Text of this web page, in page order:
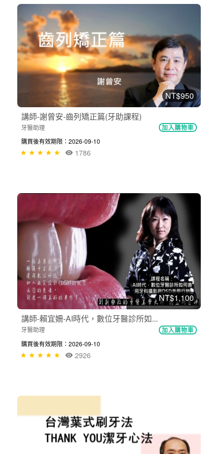
NT$950
講師-謝曾安-齒列矯正篇(牙助課程)
牙醫助理 加入購物車
購買後有效期限：2026-09-10
1786
NT$1,100
講師-賴宜姍-AI時代，數位牙醫診所如...
牙醫助理 加入購物車
購買後有效期限：2026-09-10
2926